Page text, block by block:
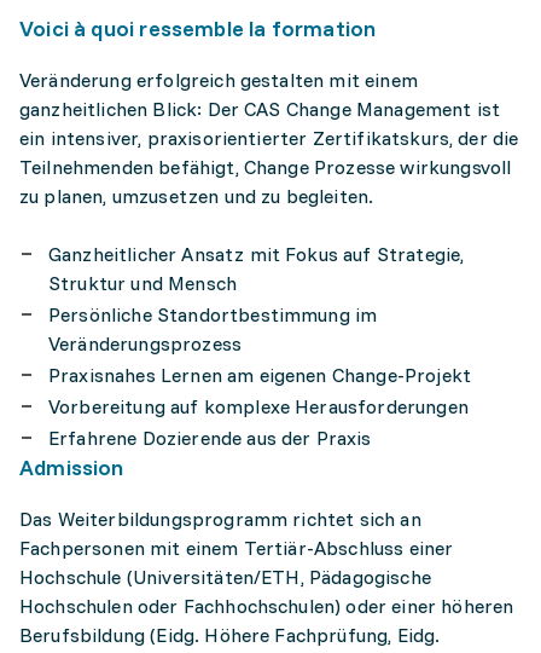
Voici à quoi ressemble la formation
Veränderung erfolgreich gestalten mit einem
ganzheitlichen Blick: Der CAS Change Management ist
ein intensiver, praxisorientierter Zertifikatskurs, der die
Teilnehmenden befähigt, Change Prozesse wirkungsvoll
zu planen, umzusetzen und zu begleiten.
Ganzheitlicher Ansatz mit Fokus auf Strategie,
Struktur und Mensch
Persönliche Standortbestimmung im
Veränderungsprozess
Praxisnahes Lernen am eigenen Change-Projekt
Vorbereitung auf komplexe Herausforderungen
Erfahrene Dozierende aus der Praxis
Admission
Das Weiterbildungsprogramm richtet sich an
Fachpersonen mit einem Tertiär-Abschluss einer
Hochschule (Universitäten/ETH, Pädagogische
Hochschulen oder Fachhochschulen) oder einer höheren
Berufsbildung (Eidg. Höhere Fachprüfung, Eidg.